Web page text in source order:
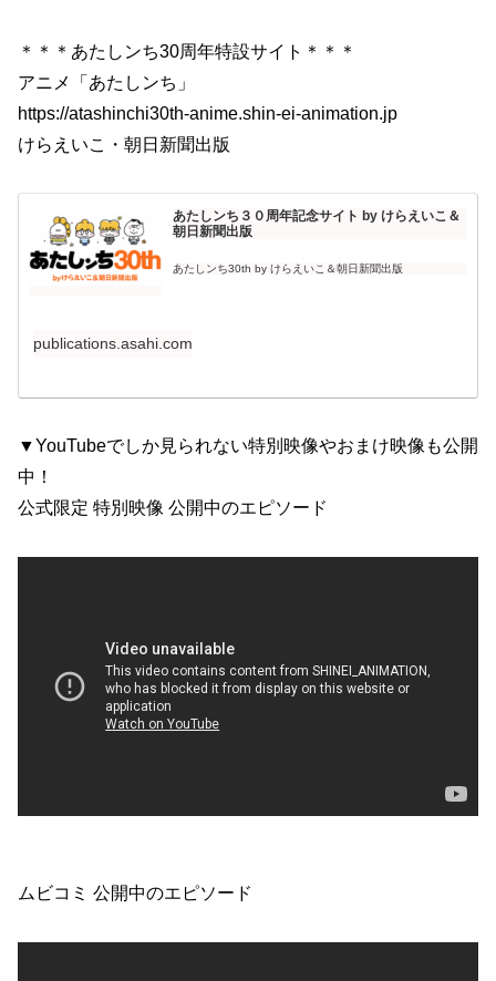
＊＊＊あたしンち30周年特設サイト＊＊＊
アニメ「あたしンち」
https://atashinchi30th-anime.shin-ei-animation.jp
けらえいこ・朝日新聞出版
あたしンち３０周年記念サイト by けらえいこ＆
朝日新聞出版
あたしンち30th by けらえいこ＆朝日新聞出版
publications.asahi.com
▼YouTubeでしか見られない特別映像やおまけ映像も公開
中！
公式限定 特別映像 公開中のエピソード
ムビコミ 公開中のエピソード